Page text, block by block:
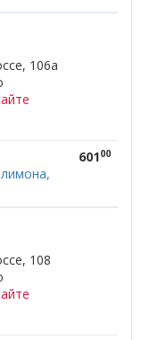
106а
60100
108